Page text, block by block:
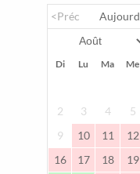
<Préc
Di Lu Ma Me
2
3 4 5
9
10 11 12
16
17 18 19